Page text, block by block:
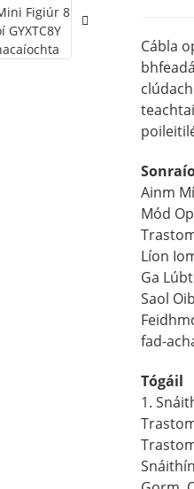
Cábla
Ainm
Mód
Líon
Ga
Saol
fad-
Tógáil
1.